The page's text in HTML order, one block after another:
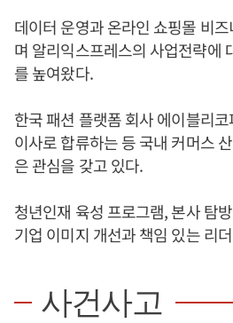
데이터 운영과 온라인 쇼핑몰 비
며 알리익스프레스의 사업전략에
를 높여왔다.
한국 패션 플랫폼 회사 에이블리
이사로 합류하는 등 국내 커머스
은 관심을 갖고 있다.
청년인재 육성 프로그램, 본사 탐
기업 이미지 개선과 책임 있는 리
사건사고